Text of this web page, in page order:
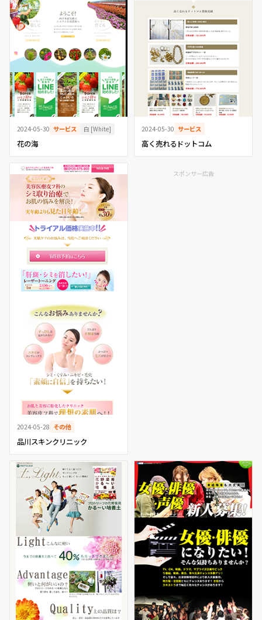
2024-05-30 サービス 白 [White]
花の海
2024-05-30 サービス
高く売れるドットコム
2024-05-28 その他
品川スキンクリニック
スポンサー広告